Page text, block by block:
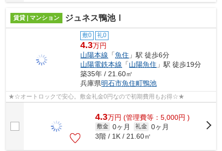
賃貸 | マンション ジュネス鴨池Ⅰ
敷0 礼0
4.3万円
山陽本線 「魚住 」駅 徒歩6分
山陽電鉄本線 「山陽魚住 」駅 徒歩19分
築35年 / 21.60㎡
兵庫県明石市魚住町鴨池
★☆オートロックで安心。敷金礼金0円なので初期費用もお得☆★
4.3万円 (管理費等：5,000円 )
敷金 0ヶ月 礼金 0ヶ月
3階 / 1K / 21.60㎡